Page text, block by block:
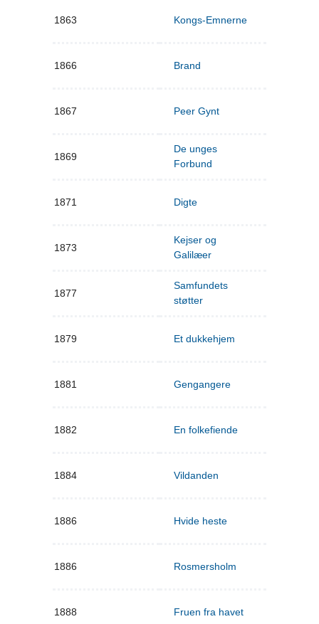
1863 Kongs-Emnerne
1866 Brand
1867 Peer Gynt
1869
De unges
Forbund
1871 Digte
1873
Kejser og
Galilæer
1877
Samfundets
støtter
1879 Et dukkehjem
1881 Gengangere
1882 En folkefiende
1884 Vildanden
1886 Hvide heste
1886 Rosmersholm
1888 Fruen fra havet